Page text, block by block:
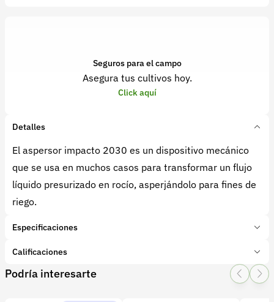
Seguros para el campo
Asegura tus cultivos hoy.
Click aquí
Detalles
El aspersor impacto 2030 es un dispositivo mecánico
que se usa en muchos casos para transformar un flujo
líquido presurizado en rocío, asperjándolo para fines de
riego.
Especificaciones
Marca:
Irridelco
Tipo de producto:Insumo
Calificaciones
1 Star
2 Star
3 Star4 Star
Podría interesarte